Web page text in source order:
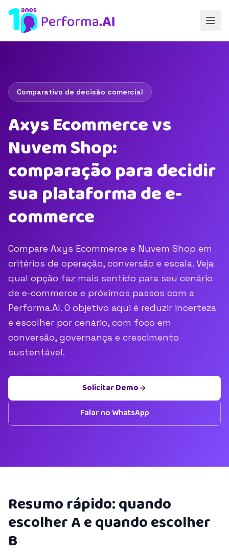
Comparativo de decisão comercial
Axys Ecommerce vs
Nuvem Shop:
comparação para decidir
sua plataforma de e-
commerce
Compare Axys Ecommerce e Nuvem Shop em
critérios de operação, conversão e escala. Veja
qual opção faz mais sentido para seu cenário
de e-commerce e próximos passos com a
Performa.AI. O objetivo aqui é reduzir incerteza
e escolher por cenário, com foco em
conversão, governança e crescimento
sustentável.
Solicitar Demo
Falar no WhatsApp
Resumo rápido: quando
escolher A e quando escolher
B